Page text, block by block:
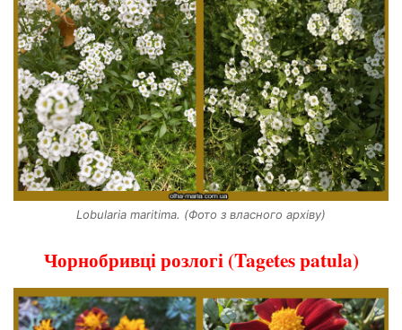
Lobularia maritima. (Фото з власного архіву)
Чорнобривці розлогі (Tagetes patula)